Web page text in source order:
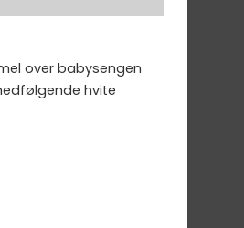
over babysengen
hvite